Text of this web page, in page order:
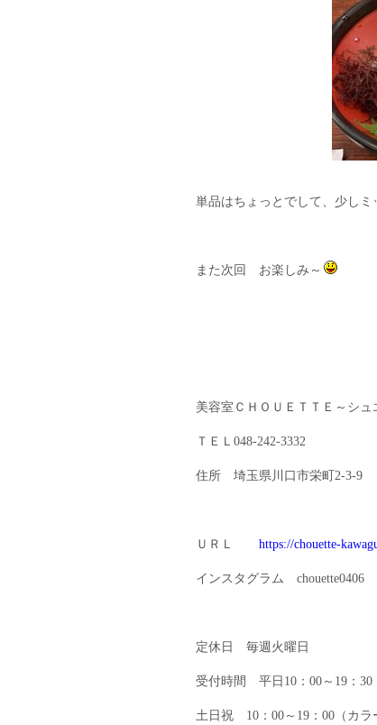
単品はちょっとでして、少しミ
また次回 お楽しみ～
美容室ＣＨＯＵＥＴＴＥ～シュ
ＴＥＬ048-242-3332
住所 埼玉県川口市栄町2-3-9
ＵＲＬ https://chouette-
インスタグラム chouette0406
定休日 毎週火曜日
受付時間 平日10：00～19：30
土日祝 10：00～19：00（カラ